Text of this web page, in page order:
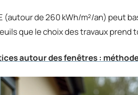
(autour de 260 kWh/m²/an) peut
que le choix des travaux prend
autour des fenêtres :